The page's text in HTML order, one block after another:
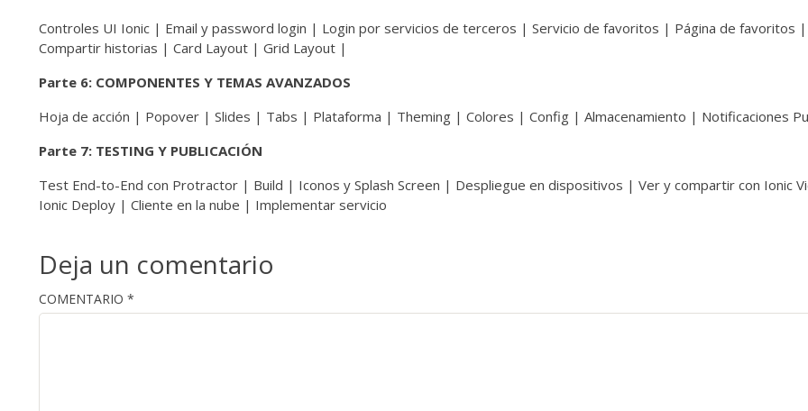
Controles UI Ionic | Email y password login | Login por servicios de terceros | Servicio de favoritos | Página de favoritos |
Compartir historias | Card Layout | Grid Layout |
Parte 6: COMPONENTES Y TEMAS AVANZADOS
Hoja de acción | Popover | Slides | Tabs | Plataforma | Theming | Colores | Config | Almacenamiento | Notificaciones
Parte 7: TESTING Y PUBLICACIÓN
Test End-to-End con Protractor | Build | Iconos y Splash Screen | Despliegue en dispositivos | Ver y compartir con Ionic
Ionic Deploy | Cliente en la nube | Implementar servicio
Deja un comentario
COMENTARIO *